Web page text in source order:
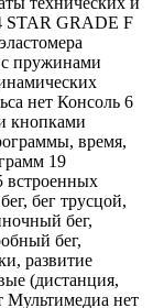
STAR GRADE F
пружинами
нет Консоль 6
кнопками
время,
19
бег трусцой,
бег,
бег,
развитие
(дистанция,
Мультимедиа нет